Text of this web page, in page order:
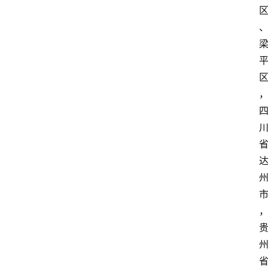
区
、
梁
平
区
，
四
川
省
达
州
市
，
贵
州
省